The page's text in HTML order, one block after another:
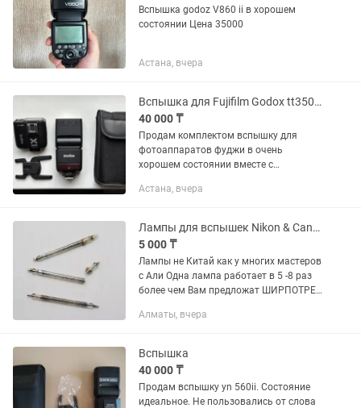
Вспышка godoz V860 ii в хорошем
состоянии Цена 35000
Астана, вчера
Вспышка для Fujifilm Godox tt350 с синхронизатором x1tf
40 000 ₸
Продам комплектом вспышку для
фотоаппаратов фуджи в очень
хорошем состоянии вместе с
пальчиковых батареек. Бонусом отдам
профессиональных...
Астана, вчера
Лампы для вспышек Nikon & Canon Лампы не Китай
5 000 ₸
Лампы не Китай как у многих мастеров
с Али Одна лампа работает в 5 -8 раз
более чем Вам предложат ШИРПОТРЕБ
Отправка в регионы Nikon SB600, Nikon
Алматы, вчера
Вспышка
40 000 ₸
Продам вспышку yn 560ii. Состояние
идеальное. Не пользовались от слова